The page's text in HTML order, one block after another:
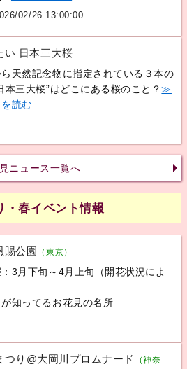
02/26 13:00:00
い 日本三大桜
ら天然記念物に指定されている３本の
本三大桜”はどこにある桜のこと？≫
読む
ニュース一覧へ
・春イベント情報
賜公園 （東京）
3月下旬～4月上旬（開花状況によ
知ってるお花見の名所
り@大岡川プロムナード
（神奈